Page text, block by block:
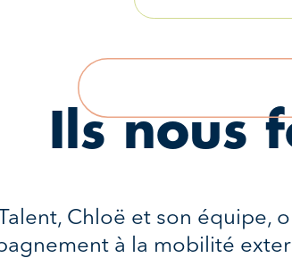
Ils nous
Chloë et son équipe,
à la mobilité